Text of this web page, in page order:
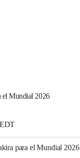
el Mundial 2026
para el Mundial 2026